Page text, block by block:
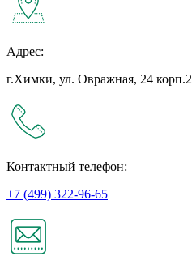
Адрес:
г.Химки, ул. Овражная, 24 корп.2
Контактный телефон:
+7 (499) 322-96-65